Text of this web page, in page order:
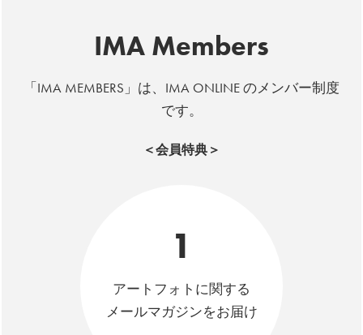
IMA Members
「IMA MEMBERS」は、IMA ONLINE のメンバー制度
です。
＜会員特典＞
1
アートフォトに関する
メールマガジンをお届け